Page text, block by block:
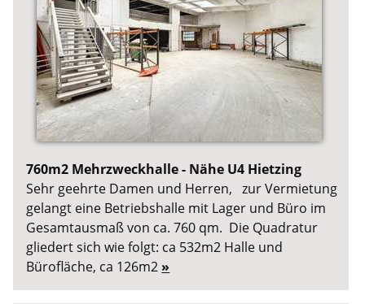
760m2 Mehrzweckhalle - Nähe U4 Hietzing
Sehr geehrte Damen und Herren, zur Vermietung
gelangt eine Betriebshalle mit Lager und Büro im
Gesamtausmaß von ca. 760 qm. Die Quadratur
gliedert sich wie folgt: ca 532m2 Halle und
Bürofläche, ca 126m2 »